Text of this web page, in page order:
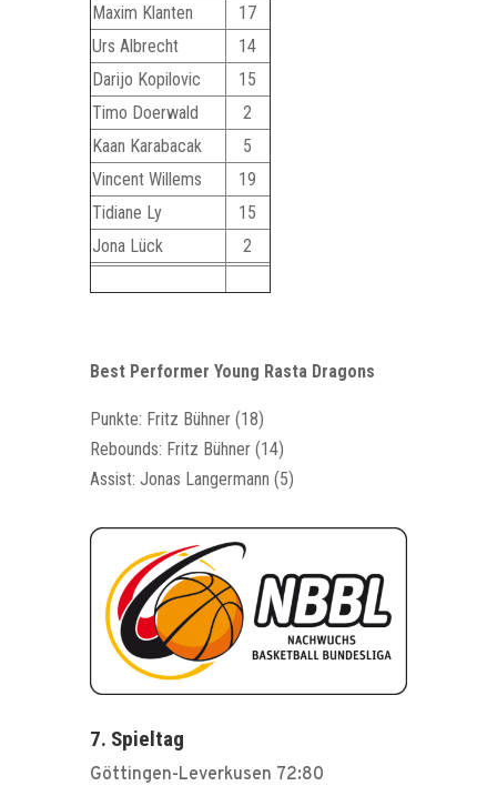
Maxim Klanten
17
Urs Albrecht
14
Darijo Kopilovic
15
Timo Doerwald
2
Kaan Karabacak
5
Vincent Willems
19
Tidiane Ly
15
Jona Lück
2
Best Performer Young Rasta Dragons
Punkte: Fritz Bühner (18)
Rebounds: Fritz Bühner (14)
Assist: Jonas Langermann (5)
7. Spieltag
Göttingen-Leverkusen 72:80